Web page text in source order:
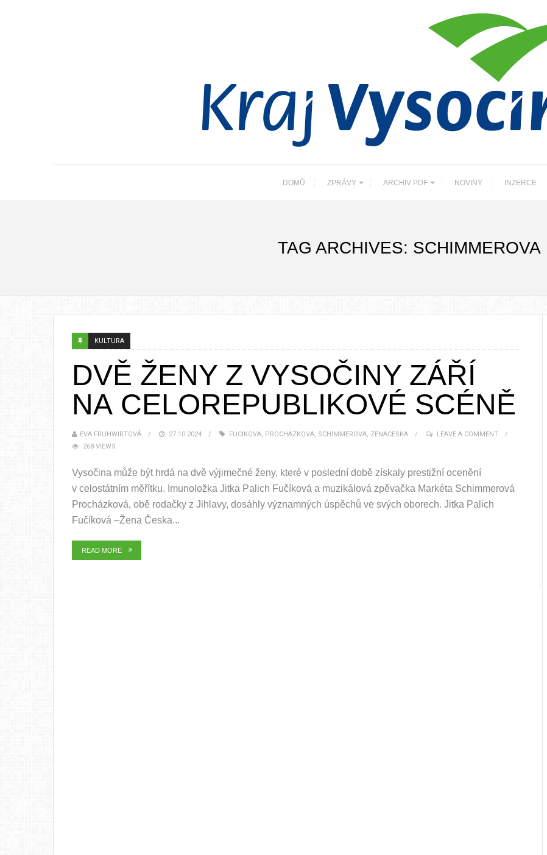
DOMŮ ZPRÁVY ARCHIV PDF NOVINY INZERCE
TAG ARCHIVES: SCHIMMEROVA
KULTURA
DVĚ ŽENY Z VYSOČINY ZÁŘÍ
NA CELOREPUBLIKOVÉ SCÉNĚ
EVA FRUHWIRTOVÁ 27.10.2024 FUCIKOVA, PROCHAZKOVA, SCHIMMEROVA, ZENACESKA
LEAVE A COMMENT
268 VIEWS
Vysočina může být hrdá na dvě výjimečné ženy, které v poslední době získaly prestižní ocenění
v celostátním měřítku. Imunoložka Jitka Palich Fučíková a muzikálová zpěvačka Markéta Schimmerová
Procházková, obě rodačky z Jihlavy, dosáhly významných úspěchů ve svých oborech. Jitka Palich
Fučíková –Žena Česka...
READ MORE